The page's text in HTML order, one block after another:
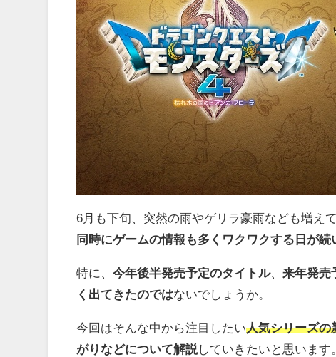
6月も下旬、突然の雨やゲリラ豪雨なども増え
同時にゲームの情報も多くワクワクする日が続
特に、今年後半発売予定のタイトル、来年発売
く出てきたのではないでしょうか。
今回はそんな中から注目したい人気シリーズの
がりなどについて解説 していきたいと思います